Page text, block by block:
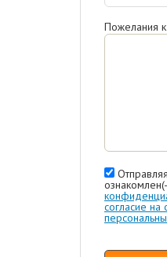
Пожелания
согласие на